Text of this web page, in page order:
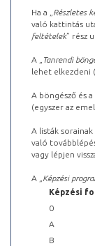
Ha a „ Részletes
való kattintás
feltételek” rész
A „ Tanrendi
lehet elkezdeni
A böngésző és
(egyszer az
A listák
való
vagy lépjen
A „ Képzési
Képzési
0
A
B